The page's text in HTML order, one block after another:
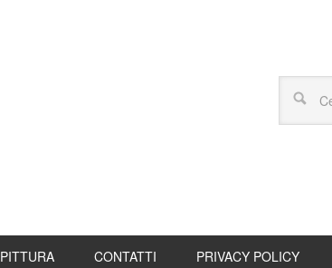
PITTURA CONTATTI PRIVACY POLICY